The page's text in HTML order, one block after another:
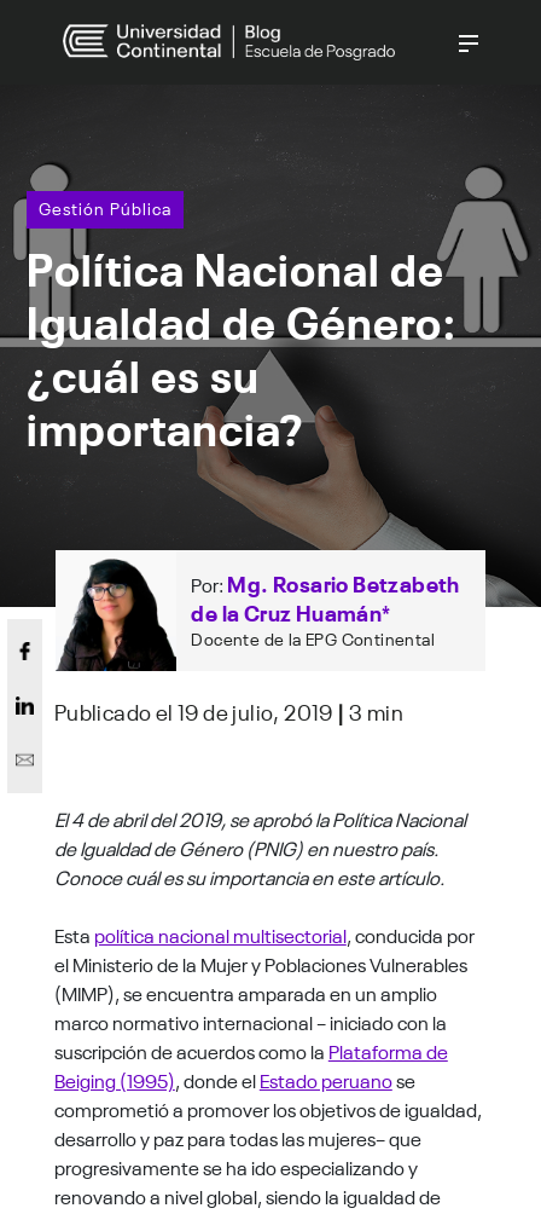
Gestión Pública
(237)
Gestión Empresarial
Derecho(138)
Gestión Humana
Ver todo
Gestión Pública
Política Nacional de
Igualdad de Género:
¿cuál es su
importancia?
Por: Mg. Rosario Betzabeth
de la Cruz Huamán*
Docente de la EPG Continental
Publicado el 19 de julio, 2019 | 3 min
El 4 de abril del 2019, se aprobó la Política Nacional
de Igualdad de Género (PNIG) en nuestro país.
Conoce cuál es su importancia en este artículo.
Esta política nacional multisectorial, conducida por
el Ministerio de la Mujer y Poblaciones Vulnerables
(MIMP), se encuentra amparada en un amplio
marco normativo internacional – iniciado con la
suscripción de acuerdos como la Plataforma de
Beiging (1995), donde elEstado peruanose
comprometió a promover los objetivos de igualdad,
desarrollo y paz para todas las mujeres– que
progresivamente se ha ido especializando y
renovando a nivel global, siendo la igualdad de